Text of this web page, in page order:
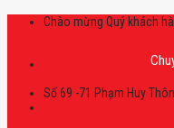
Skip
Chào mừng Quý khách
Chuyên
Số 69 -71 Phạm Huy